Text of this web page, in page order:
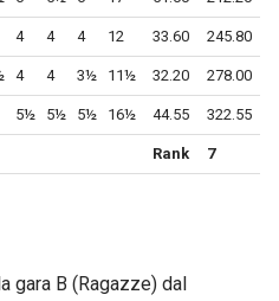
4 4 4 12 33.60 245.80
4 4 3½ 11½ 32.20 278.00
5½ 5½ 5½ 16½ 44.55 322.55
Rank 7
gara B (Ragazze) dal